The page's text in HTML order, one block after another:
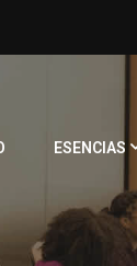
ESENCIAS